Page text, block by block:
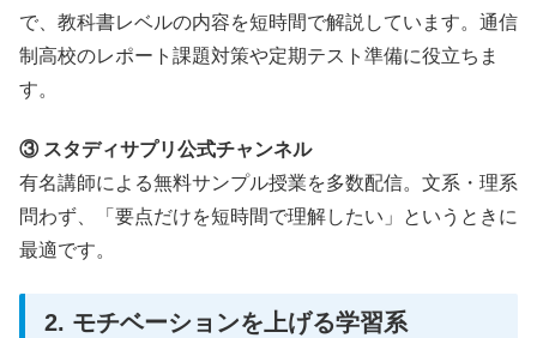
で、教科書レベルの内容を短時間で解説しています。通信
制高校のレポート課題対策や定期テスト準備に役立ちま
す。
③ スタディサプリ公式チャンネル
有名講師による無料サンプル授業を多数配信。文系・理系
問わず、「要点だけを短時間で理解したい」というときに
最適です。
2. モチベーションを上げる学習系